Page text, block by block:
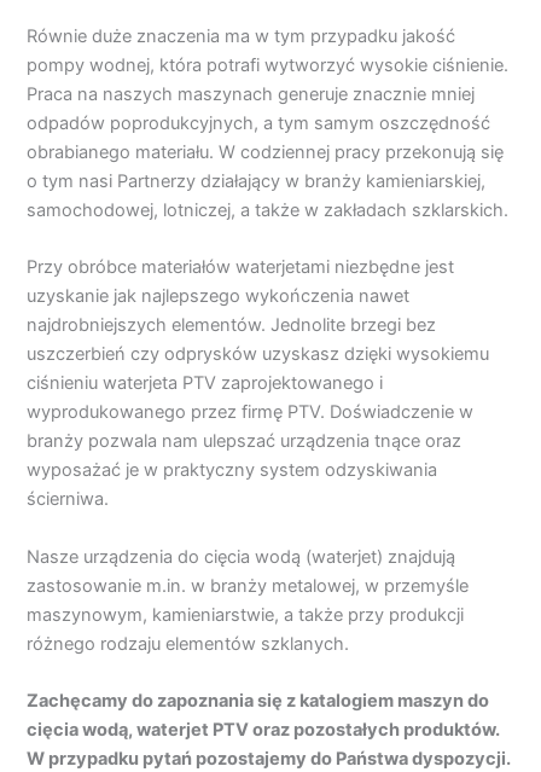
Równie duże znaczenia ma w tym przypadku jakość
pompy wodnej, która potrafi wytworzyć wysokie ciśnienie.
Praca na naszych maszynach generuje znacznie mniej
odpadów poprodukcyjnych, a tym samym oszczędność
obrabianego materiału. W codziennej pracy przekonują się
o tym nasi Partnerzy działający w branży kamieniarskiej,
samochodowej, lotniczej, a także w zakładach szklarskich.
Przy obróbce materiałów waterjetami niezbędne jest
uzyskanie jak najlepszego wykończenia nawet
najdrobniejszych elementów. Jednolite brzegi bez
uszczerbień czy odprysków uzyskasz dzięki wysokiemu
ciśnieniu waterjeta PTV zaprojektowanego i
wyprodukowanego przez firmę PTV. Doświadczenie w
branży pozwala nam ulepszać urządzenia tnące oraz
wyposażać je w praktyczny system odzyskiwania
ścierniwa.
Nasze urządzenia do cięcia wodą (waterjet) znajdują
zastosowanie m.in. w branży metalowej, w przemyśle
maszynowym, kamieniarstwie, a także przy produkcji
różnego rodzaju elementów szklanych.
Zachęcamy do zapoznania się z katalogiem maszyn do
cięcia wodą, waterjet PTV oraz pozostałych produktów.
W przypadku pytań pozostajemy do Państwa dyspozycji.